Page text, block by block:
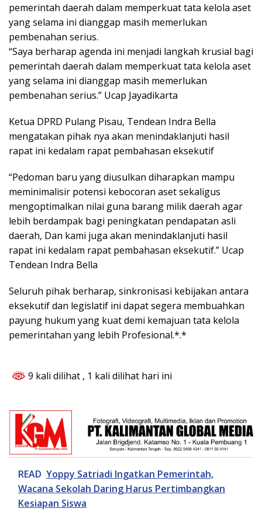
pemerintah daerah dalam memperkuat tata kelola aset
yang selama ini dianggap masih memerlukan
pembenahan serius.
“Saya berharap agenda ini menjadi langkah krusial bagi
pemerintah daerah dalam memperkuat tata kelola aset
yang selama ini dianggap masih memerlukan
pembenahan serius.” Ucap Jayadikarta
Ketua DPRD Pulang Pisau, Tendean Indra Bella
mengatakan pihak nya akan menindaklanjuti hasil
rapat ini kedalam rapat pembahasan eksekutif
“Pedoman baru yang diusulkan diharapkan mampu
meminimalisir potensi kebocoran aset sekaligus
mengoptimalkan nilai guna barang milik daerah agar
lebih berdampak bagi peningkatan pendapatan asli
daerah, Dan kami juga akan menindaklanjuti hasil
rapat ini kedalam rapat pembahasan eksekutif.” Ucap
Tendean Indra Bella
Seluruh pihak berharap, sinkronisasi kebijakan antara
eksekutif dan legislatif ini dapat segera membuahkan
payung hukum yang kuat demi kemajuan tata kelola
pemerintahan yang lebih Profesional.*.*
9 kali dilihat , 1 kali dilihat hari ini
READ Yoppy Satriadi Ingatkan Pemerintah,
Wacana Sekolah Daring Harus Pertimbangkan
Kesiapan Siswa